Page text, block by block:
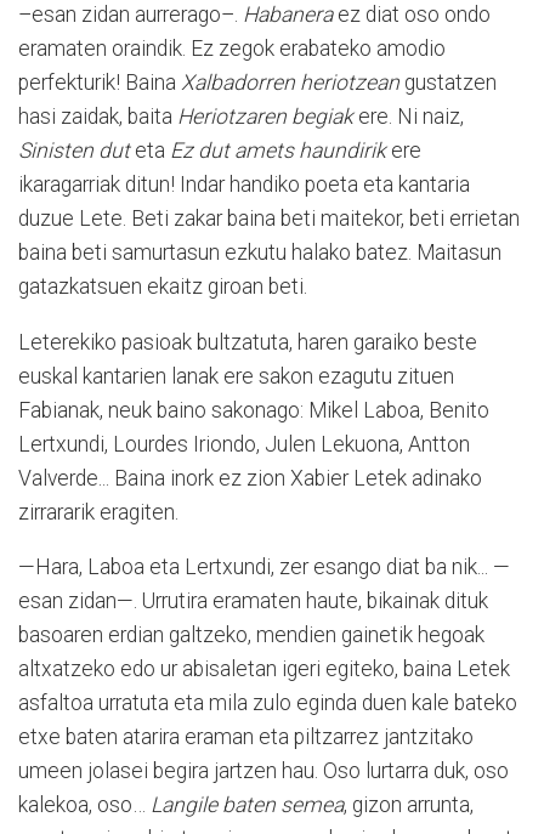
–esan zidan aurrerago–. Habaneraez diat oso ondo
eramaten oraindik. Ez zegok erabateko amodio
perfekturik! Baina Xalbadorren heriotzean gustatzen
hasi zaidak, baita Heriotzaren begiakere. Ni naiz,
Sinisten duteta Ez dut amets haundirikere
ikaragarriak ditun! Indar handiko poeta eta kantaria
duzue Lete. Beti zakar baina beti maitekor, beti errietan
baina beti samurtasun ezkutu halako batez. Maitasun
gatazkatsuen ekaitz giroan beti.
Leterekiko pasioak bultzatuta, haren garaiko beste
euskal kantarien lanak ere sakon ezagutu zituen
Fabianak, neuk baino sakonago: Mikel Laboa, Benito
Lertxundi, Lourdes Iriondo, Julen Lekuona, Antton
Valverde... Baina inork ez zion Xabier Letek adinako
zirrararik eragiten.
—Hara, Laboa eta Lertxundi, zer esango diat ba nik... —
esan zidan—. Urrutira eramaten haute, bikainak dituk
basoaren erdian galtzeko, mendien gainetik hegoak
altxatzeko edo ur abisaletan igeri egiteko, baina Letek
asfaltoa urratuta eta mila zulo eginda duen kale bateko
etxe baten atarira eraman eta piltzarrez jantzitako
umeen jolasei begira jartzen hau. Oso lurtarra duk, oso
kalekoa, oso… Langile baten semea, gizon arrunta,